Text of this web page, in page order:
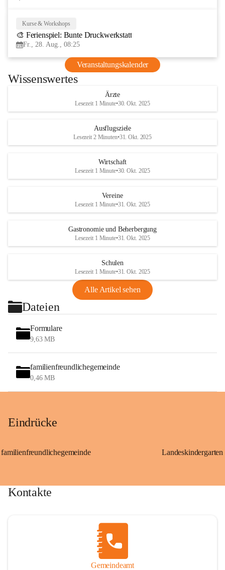
Kurse & Workshops
🎨 Ferienspiel: Bunte Druckwerkstatt
Fr., 28. Aug., 08:25
Veranstaltungskalender
Wissenswertes
Ärzte
Lesezeit 1 Minute•30. Okt. 2025
Ausflugsziele
Lesezeit 2 Minuten•31. Okt. 2025
Wirtschaft
Lesezeit 1 Minute•30. Okt. 2025
Vereine
Lesezeit 1 Minute•31. Okt. 2025
Gastronomie und Beherbergung
Lesezeit 1 Minute•31. Okt. 2025
Schulen
Lesezeit 1 Minute•31. Okt. 2025
Alle Artikel sehen
Dateien
Formulare
9,63 MB
familienfreundlichegemeinde
0,46 MB
Eindrücke
familienfreundlichegemeinde
Kontakte
Gemeindeamt